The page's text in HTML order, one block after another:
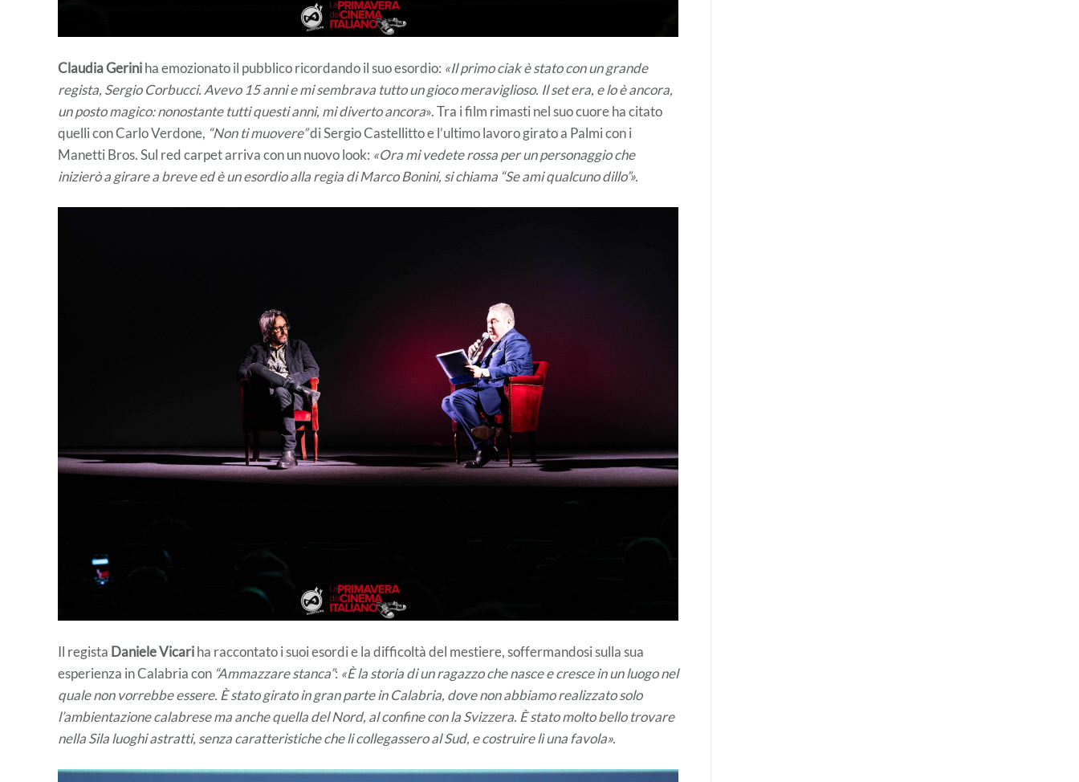
Claudia Geriniha emozionato il pubblico ricordando il suo esordio: «Il primo ciak è stato con un grande
regista, Sergio Corbucci. Avevo 15 anni e mi sembrava tutto un gioco meraviglioso. Il set era, e lo è ancora,
un posto magico: nonostante tutti questi anni, mi diverto ancora». Tra i film rimasti nel suo cuore ha citato
quelli con Carlo Verdone, “Non ti muovere”di Sergio Castellitto e l’ultimo lavoro girato a Palmi con i
Manetti Bros. Sul red carpet arriva con un nuovo look: «Ora mi vedete rossa per un personaggio che
inizierò a girare a breve ed è un esordio alla regia di Marco Bonini, si chiama “Se ami qualcuno dillo”».
Il regista Daniele Vicariha raccontato i suoi esordi e la difficoltà del mestiere, soffermandosi sulla sua
esperienza in Calabria con “Ammazzare stanca”: «È la storia di un ragazzo che nasce e cresce in un luogo nel
quale non vorrebbe essere. È stato girato in gran parte in Calabria, dove non abbiamo realizzato solo
l’ambientazione calabrese ma anche quella del Nord, al confine con la Svizzera. È stato molto bello trovare
nella Sila luoghi astratti, senza caratteristiche che li collegassero al Sud, e costruire lì una favola».